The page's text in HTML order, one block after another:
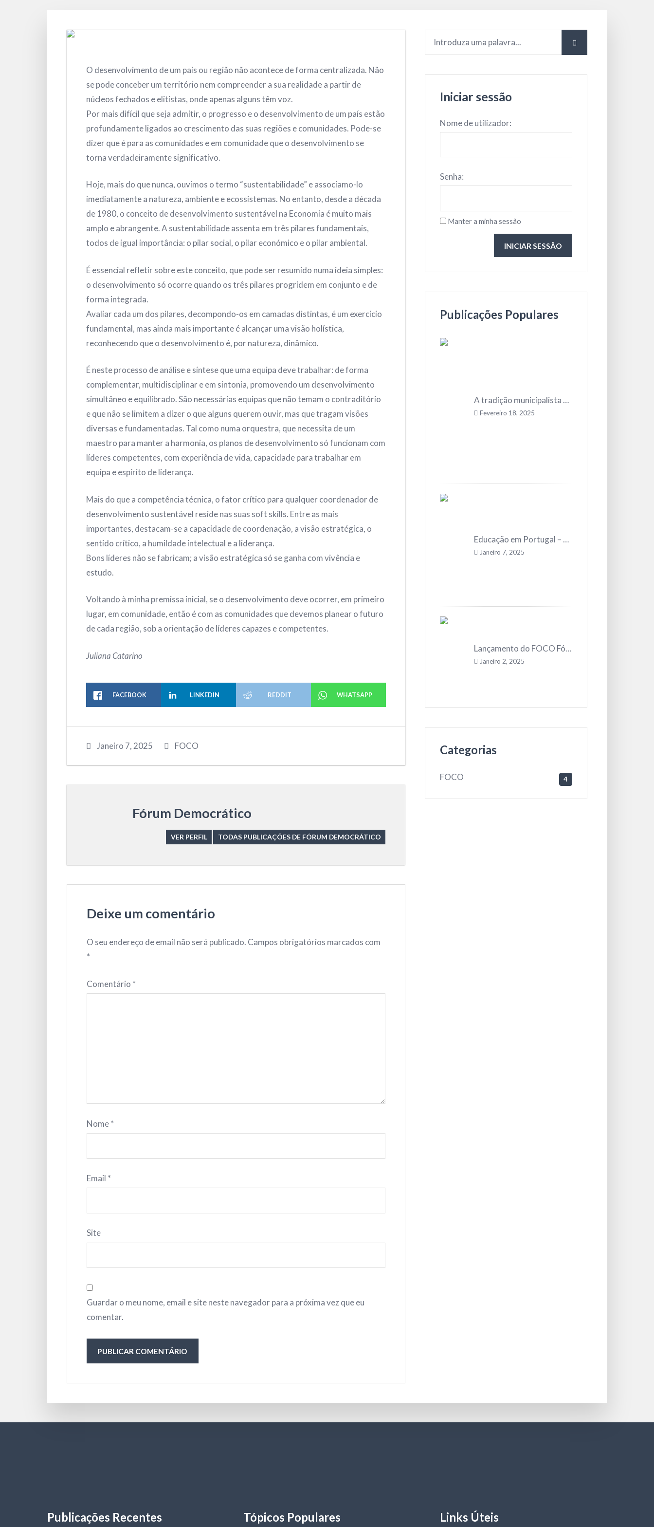
O desenvolvimento de um país ou região não acontece de forma centralizada. Não
se pode conceber um território nem compreender a sua realidade a partir de
núcleos fechados e elitistas, onde apenas alguns têm voz.
Por mais difícil que seja admitir, o progresso e o desenvolvimento de um país estão
profundamente ligados ao crescimento das suas regiões e comunidades. Pode-se
dizer que é para as comunidades e em comunidade que o desenvolvimento se
torna verdadeiramente significativo.
Hoje, mais do que nunca, ouvimos o termo “sustentabilidade” e associamo-lo
imediatamente a natureza, ambiente e ecossistemas. No entanto, desde a década
de 1980, o conceito de desenvolvimento sustentável na Economia é muito mais
amplo e abrangente. A sustentabilidade assenta em três pilares fundamentais,
todos de igual importância: o pilar social, o pilar económico e o pilar ambiental.
É essencial refletir sobre este conceito, que pode ser resumido numa ideia simples:
o desenvolvimento só ocorre quando os três pilares progridem em conjunto e de
forma integrada.
Avaliar cada um dos pilares, decompondo-os em camadas distintas, é um exercício
fundamental, mas ainda mais importante é alcançar uma visão holística,
reconhecendo que o desenvolvimento é, por natureza, dinâmico.
É neste processo de análise e síntese que uma equipa deve trabalhar: de forma
complementar, multidisciplinar e em sintonia, promovendo um desenvolvimento
simultâneo e equilibrado. São necessárias equipas que não temam o contraditório
e que não se limitem a dizer o que alguns querem ouvir, mas que tragam visões
diversas e fundamentadas. Tal como numa orquestra, que necessita de um
maestro para manter a harmonia, os planos de desenvolvimento só funcionam com
líderes competentes, com experiência de vida, capacidade para trabalhar em
equipa e espírito de liderança.
Mais do que a competência técnica, o fator crítico para qualquer coordenador de
desenvolvimento sustentável reside nas suas soft skills. Entre as mais
importantes, destacam-se a capacidade de coordenação, a visão estratégica, o
sentido crítico, a humildade intelectual e a liderança.
Bons líderes não se fabricam; a visão estratégica só se ganha com vivência e
estudo.
Voltando à minha premissa inicial, se o desenvolvimento deve ocorrer, em primeiro
lugar, em comunidade, então é com as comunidades que devemos planear o futuro
de cada região, sob a orientação de líderes capazes e competentes.
Juliana Catarino
FACEBOOK LINKEDIN REDDIT WHATSAPP
Janeiro 7, 2025 FOCO
Fórum Democrático
VER PERFIL TODAS PUBLICAÇÕES DE FÓRUM DEMOCRÁTICO
Deixe um comentário
O seu endereço de email não será publicado. Campos obrigatórios marcados com
*
Comentário *
Nome*
Email *
Site
Guardar o meu nome, email e site neste navegador para a próxima vez que eu
comentar.
Iniciar sessão
Nome de utilizador:
Senha:
Manter a minha sessão
INICIAR SESSÃO
Publicações Populares
A tradição municipalista em Portugal: o papel indelével do poder local
Fevereiro 18, 2025
Educação em Portugal – Perspetivas e Desafios
Janeiro 7, 2025
Lançamento do FOCO Fórum Democrático
Janeiro 2, 2025
Categorias
FOCO 4
Publicações Recentes Tópicos Populares Links Úteis